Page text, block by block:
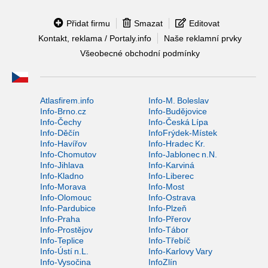
Přidat firmu Smazat
Editovat
Kontakt, reklama / Portaly.info
Naše reklamní prvky
Všeobecné obchodní podmínky
Atlasfirem.info
Info-M. Boleslav
Info-Brno.cz
Info-Budějovice
Info-Čechy
Info-Česká Lípa
Info-Děčín
InfoFrýdek-Místek
Info-Havířov
Info-Hradec Kr.
Info-Chomutov
Info-Jablonec n.N.
Info-Jihlava
Info-Karviná
Info-Kladno
Info-Liberec
Info-Morava
Info-Most
Info-Olomouc
Info-Ostrava
Info-Pardubice
Info-Plzeň
Info-Praha
Info-Přerov
Info-Prostějov
Info-Tábor
Info-Teplice
Info-Třebíč
Info-Ústí n.L.
Info-Karlovy Vary
Info-Vysočina
InfoZlín